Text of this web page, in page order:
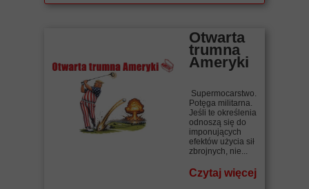
Otwarta
trumna
Ameryki
Supermocarstwo.
Potęga militarna.
Jeśli te określenia
odnoszą się do
imponujących
efektów użycia sił
zbrojnych, nie...
Czytaj więcej